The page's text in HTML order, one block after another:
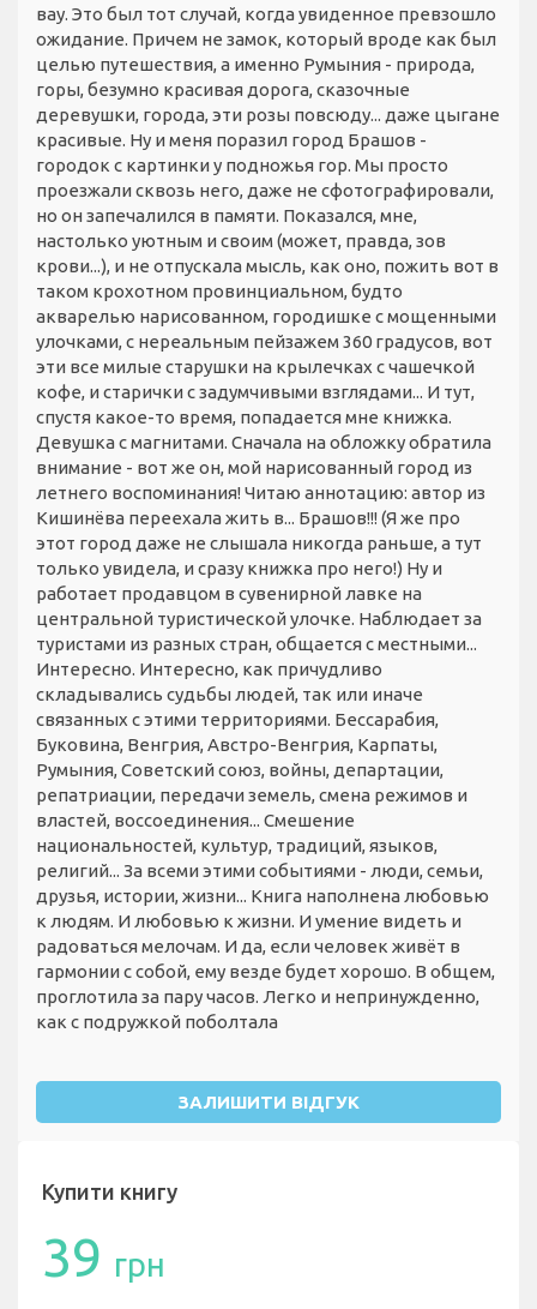
вау. Это был тот случай, когда увиденное превзошло
ожидание. Причем не замок, который вроде как был
целью путешествия, а именно Румыния - природа,
горы, безумно красивая дорога, сказочные
деревушки, города, эти розы повсюду... даже цыгане
красивые. Ну и меня поразил город Брашов -
городок с картинки у подножья гор. Мы просто
проезжали сквозь него, даже не сфотографировали,
но он запечалился в памяти. Показался, мне,
настолько уютным и своим (может, правда, зов
крови...), и не отпускала мысль, как оно, пожить вот в
таком крохотном провинциальном, будто
акварелью нарисованном, городишке с мощенными
улочками, с нереальным пейзажем 360 градусов, вот
эти все милые старушки на крылечках с чашечкой
кофе, и старички с задумчивыми взглядами... И тут,
спустя какое-то время, попадается мне книжка.
Девушка с магнитами. Сначала на обложку обратила
внимание - вот же он, мой нарисованный город из
летнего воспоминания! Читаю аннотацию: автор из
Кишинёва переехала жить в... Брашов!!! (Я же про
этот город даже не слышала никогда раньше, а тут
только увидела, и сразу книжка про него!) Ну и
работает продавцом в сувенирной лавке на
центральной туристической улочке. Наблюдает за
туристами из разных стран, общается с местными...
Интересно. Интересно, как причудливо
складывались судьбы людей, так или иначе
связанных с этими территориями. Бессарабия,
Буковина, Венгрия, Австро-Венгрия, Карпаты,
Румыния, Советский союз, войны, департации,
репатриации, передачи земель, смена режимов и
властей, воссоединения... Смешение
национальностей, культур, традиций, языков,
религий... За всеми этими событиями - люди, семьи,
друзья, истории, жизни... Книга наполнена любовью
к людям. И любовью к жизни. И умение видеть и
радоваться мелочам. И да, если человек живёт в
гармонии с собой, ему везде будет хорошо. В общем,
проглотила за пару часов. Легко и непринужденно,
как с подружкой поболтала
ЗАЛИШИТИ ВІДГУК
Купити книгу
39 грн